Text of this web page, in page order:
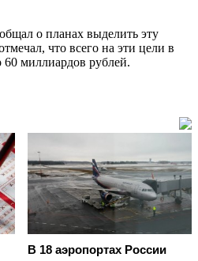
о планах выделить эту
что всего на эти цели в
60 миллиардов рублей.
В 18 аэропортах России